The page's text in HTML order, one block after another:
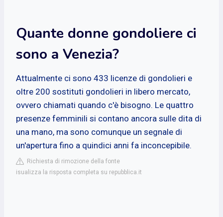
Quante donne gondoliere ci
sono a Venezia?
Attualmente ci sono 433 licenze di gondolieri e
oltre 200 sostituti gondolieri in libero mercato,
ovvero chiamati quando c'è bisogno. Le quattro
presenze femminili si contano ancora sulle dita di
una mano, ma sono comunque un segnale di
un'apertura fino a quindici anni fa inconcepibile.
Richiesta di rimozione della fonte
isualizza la risposta completa su repubblica.it